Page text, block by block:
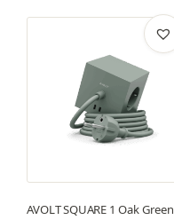
AVOLT SQUARE 1 Oak Green